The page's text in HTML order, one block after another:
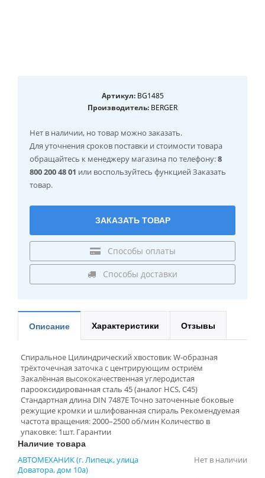
Артикул:BG1485
Производитель: BERGER
Нет в наличии, но товар можно заказать.
Для уточнения сроков поставки и стоимости товара
обращайтесь к менеджеру магазина по телефону:8
800 200 48 01 или воспользуйтесь функцией Заказать
товар.
ЗАКАЗАТЬ ТОВАР
Способы оплаты
Способы доставки
Описание Характеристики Отзывы
Спиральное Цилиндрический хвостовик W-образная
трёхточечная заточка с центрирующим остриём
Закалённая высококачественная углеродистая
парооксидированная сталь 45 (аналог HCS, C45)
Стандартная длина DIN 7487E Точно заточенные боковые
режущие кромки и шлифованная спираль Рекомендуемая
частота вращения: 2000–2500 об/мин Количество в
упаковке: 1шт. Гарантии
Наличие товара
АВТОМЕХАНИК (г. Липецк, улица
Доватора, дом 10а)
Нет в наличии